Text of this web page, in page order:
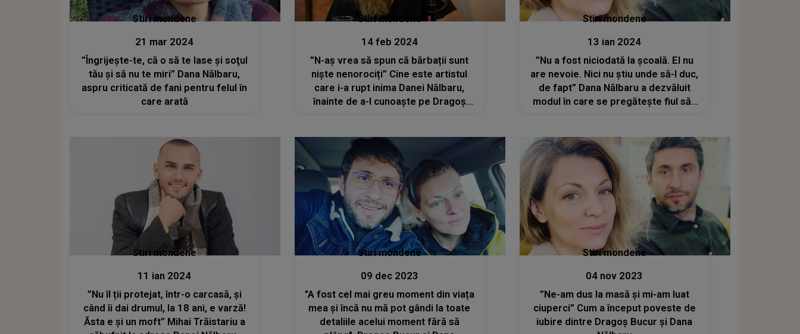
Stiri mondene
21 mar 2024
”Îngrijește-te, că o să te lase şi soţul
tău şi să nu te miri” Dana Nălbaru,
aspru criticată de fani pentru felul în
care arată
Stiri mondene
14 feb 2024
”N-aș vrea să spun că bărbații sunt
niște nenorociți” Cine este artistul
care i-a rupt inima Danei Nălbaru,
înainte de a-l cunoaște pe Dragoș
Stiri mondene
13 ian 2024
”Nu a fost niciodată la școală. El nu
are nevoie. Nici nu știu unde să-l duc,
de fapt” Dana Nălbaru a dezvăluit
modul în care se pregăteşte fiul său
Stiri mondene
11 ian 2024
”Nu îl ții protejat, într-o carcasă, și
când îi dai drumul, la 18 ani, e varză!
Ăsta e și un moft” Mihai Trăistariu a
Stiri mondene
09 dec 2023
"A fost cel mai greu moment din viața
mea și încă nu mă pot gândi la toate
detaliile acelui moment fără să
Stiri mondene
04 nov 2023
”Ne-am dus la masă și mi-am luat
ciuperci” Cum a început poveste de
iubire dintre Dragoș Bucur și Dana